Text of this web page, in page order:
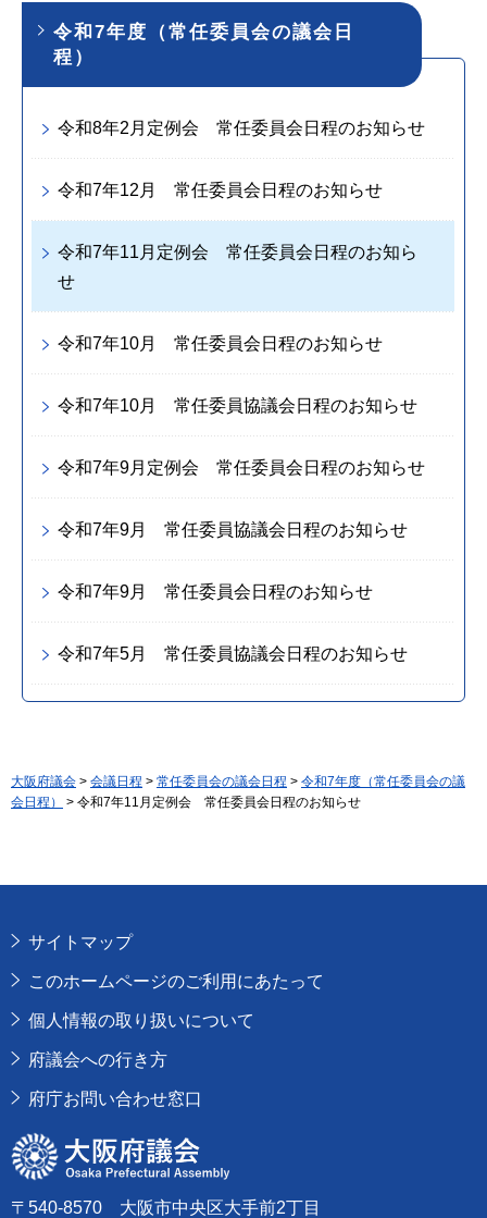
令和7年度（常任委員会の議会日
程）
令和8年2月定例会 常任委員会日程のお知らせ
令和7年12月 常任委員会日程のお知らせ
令和7年11月定例会 常任委員会日程のお知ら
せ
令和7年10月 常任委員会日程のお知らせ
令和7年10月 常任委員協議会日程のお知らせ
令和7年9月定例会 常任委員会日程のお知らせ
令和7年9月 常任委員協議会日程のお知らせ
令和7年9月 常任委員会日程のお知らせ
令和7年5月 常任委員協議会日程のお知らせ
大阪府議会 > 会議日程 > 常任委員会の議会日程 > 令和7年度（常任委員会の議
会日程）
> 令和7年11月定例会 常任委員会日程のお知らせ
サイトマップ
このホームページのご利用にあたって
個人情報の取り扱いについて
府議会への行き方
府庁お問い合わせ窓口
大阪府議会
〒540-8570 大阪市中央区大手前2丁目